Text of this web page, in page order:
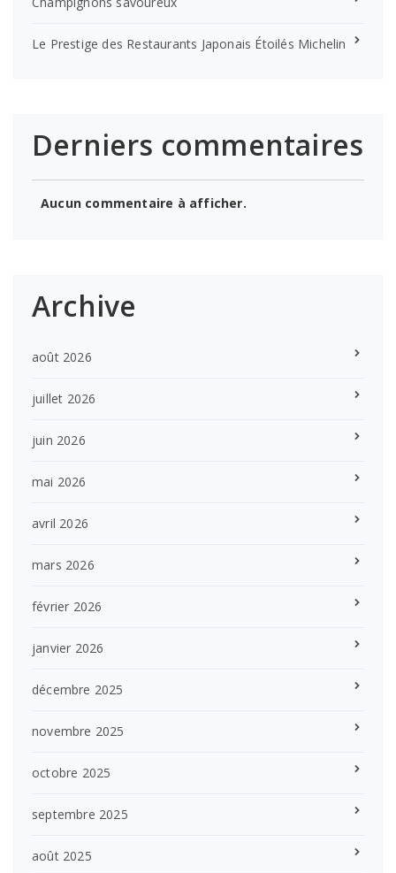
Le Prestige des Restaurants Japonais Étoilés Michelin
Derniers commentaires
Aucun commentaire à afficher.
Archive
août 2026
juillet 2026
juin 2026
mai 2026
avril 2026
mars 2026
février 2026
janvier 2026
décembre 2025
novembre 2025
octobre 2025
septembre 2025
août 2025